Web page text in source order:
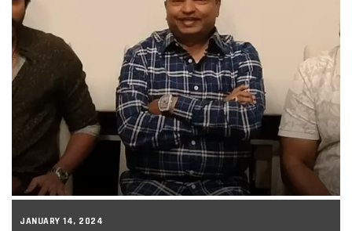
JANUARY 14, 2024